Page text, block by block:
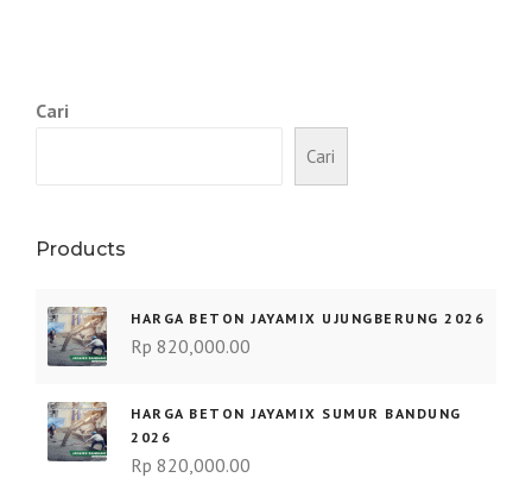
Cari
Cari
Products
HARGA BETON JAYAMIX UJUNGBERUNG 2026
Rp 820,000.00
HARGA BETON JAYAMIX SUMUR BANDUNG
2026
Rp 820,000.00